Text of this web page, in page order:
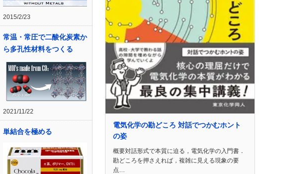
2015/2/23
常温・常圧で二酸化炭素か
ら多孔性材料をつくる
2021/11/22
単結合を極める
電気化学の勘どころ 対話でつかむホント
の姿
概要対話形式で本質に迫る，電気化学の入門書．
勘どころを押さえれば，複雑に見える現象の要
点…